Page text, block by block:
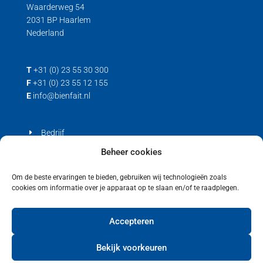
Beheer cookies
Om de beste ervaringen te bieden, gebruiken wij technologieën zoals
cookies om informatie over je apparaat op te slaan en/of te raadplegen.
Accepteren
Bekijk voorkeuren
Waarderweg 54
2031 BP Haarlem
Nederland
T +31 (0) 23 55 30 300
F +31 (0) 23 55 12 155
E info@bienfait.nl
Bedrijf
Cookiebeleid (EU)